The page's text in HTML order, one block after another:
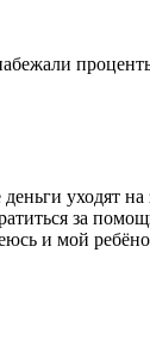
уходят на
за
и мой